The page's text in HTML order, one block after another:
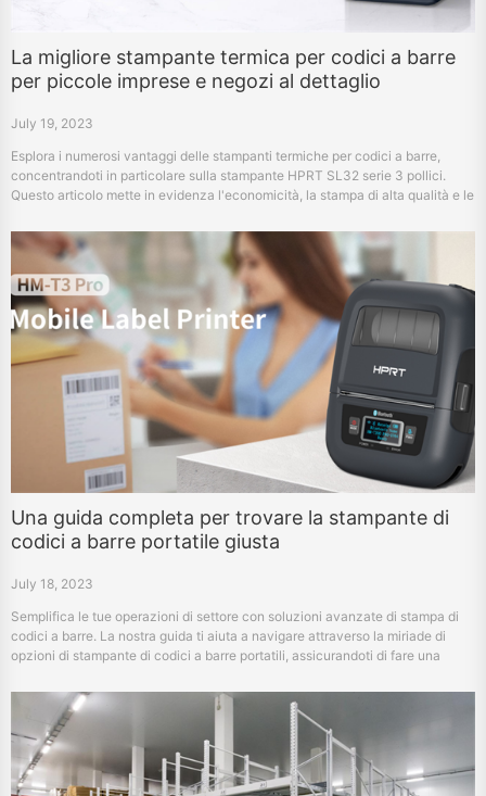
La migliore stampante termica per codici a barre
per piccole imprese e negozi al dettaglio
July 19, 2023
Esplora i numerosi vantaggi delle stampanti termiche per codici a barre,
concentrandoti in particolare sulla stampante HPRT SL32 serie 3 pollici.
Questo articolo mette in evidenza l'economicità, la stampa di alta qualità e le
gastronomia e negozi di souvenir. Scopri come investire in questo strumento
efficiente e affidabile può aumentare le tue attività di piccole imprese.
Una guida completa per trovare la stampante di
codici a barre portatile giusta
July 18, 2023
Semplifica le tue operazioni di settore con soluzioni avanzate di stampa di
codici a barre. La nostra guida ti aiuta a navigare attraverso la miriade di
opzioni di stampante di codici a barre portatili, assicurandoti di fare una